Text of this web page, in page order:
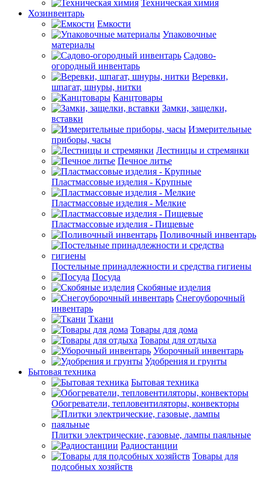
Техническая химия
Хозинвентарь
Емкости
Упаковочные
материалы
Садово-
огородный инвентарь
Веревки,
шпагат, шнуры, нитки
Канцтовары
Замки, защелки,
вставки
Измерительные
приборы, часы
Лестницы и стремянки
Печное литье
Пластмассовые изделия - Крупные
Пластмассовые изделия - Мелкие
Пластмассовые изделия - Пищевые
Поливочный инвентарь
Постельные принадлежности и средства гигиены
Посуда
Скобяные изделия
Снегоуборочный
инвентарь
Ткани
Товары для дома
Товары для отдыха
Уборочный инвентарь
Удобрения и грунты
Бытовая техника
Бытовая техника
Обогреватели, тепловентиляторы, конвекторы
Плитки электрические, газовые, лампы паяльные
Радиостанции
Товары для
подсобных хозяйств